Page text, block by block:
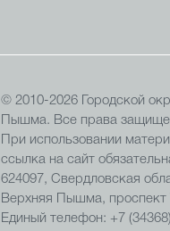
© 2010-2026 Городской
Пышма. Все права
При использовании
ссылка на сайт
624097, Свердловская
Верхняя Пышма, проспект
Единый телефон: +7